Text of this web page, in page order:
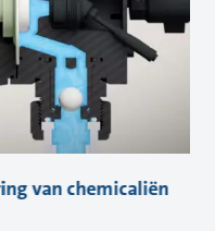
van chemicaliën